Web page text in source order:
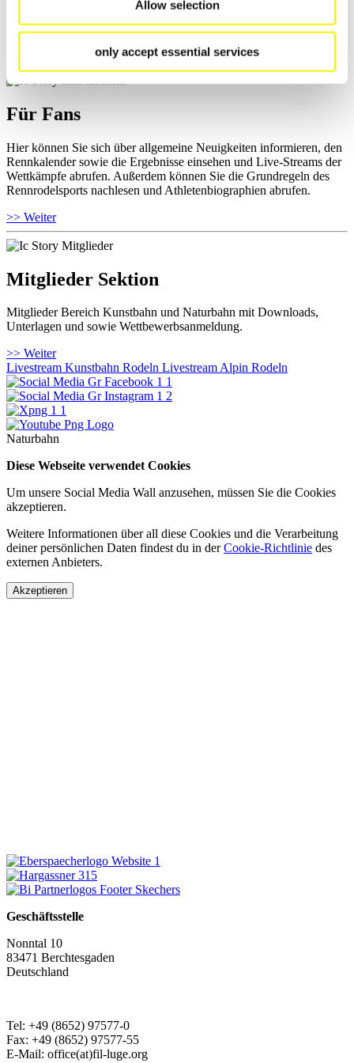
Allow selection
only accept essential services
und Informationen zu Wettkämpfen abrufen. Außerdem können Sie
Ihre Athletenbiographie ansehen.
Für Fans
Hier können Sie sich über allgemeine Neuigkeiten informieren, den
Rennkalender sowie die Ergebnisse einsehen und Live-Streams der
Wettkämpfe abrufen. Außerdem können Sie die Grundregeln des
Rennrodelsports nachlesen und Athletenbiographien abrufen.
>> Weiter
Mitglieder Sektion
Mitglieder Bereich Kunstbahn und Naturbahn mit Downloads,
Unterlagen und sowie Wettbewerbsanmeldung.
>> Weiter
Livestream Kunstbahn Rodeln Livestream Alpin Rodeln
Naturbahn
Diese Webseite verwendet Cookies
Um unsere Social Media Wall anzusehen, müssen Sie die Cookies
akzeptieren.
Weitere Informationen über all diese Cookies und die Verarbeitung
deiner persönlichen Daten findest du in derCookie-Richtlinie des
externen Anbieters.
Akzeptieren
Geschäftsstelle
Nonntal 10
83471 Berchtesgaden
Deutschland
Tel: +49 (8652) 97577-0
Fax: +49 (8652) 97577-55
E-Mail: office(at)fil-luge.org